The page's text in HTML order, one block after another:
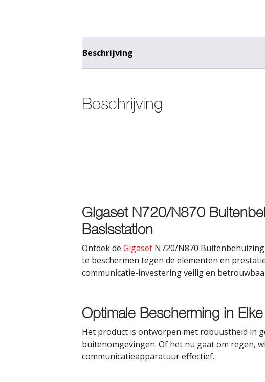
Beschrijving
Beschrijving
Gigaset N720/N870
Basisstation
Ontdek de Gigaset N720/N870
te beschermen tegen de elementen en
communicatie-investering veilig en
Optimale Bescherming in
Het product is ontworpen met robuustheid in
buitenomgevingen. Of het nu gaat om regen,
communicatieapparatuur effectief.